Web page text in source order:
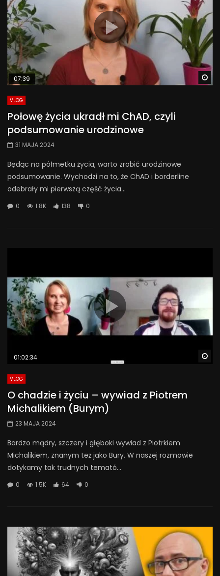
07:39
VLOG
Połowę życia ukradł mi ChAD, czyli
podsumowanie urodzinowe
31 MAJA 2024
Będąc na półmetku życia, warto zrobić urodzinowe
podsumowanie. Wychodzi na to, że ChAD i borderline
odebrały mi pierwszą część życia...
0 1.8K 138 0
01:02:34
VLOG
O chadzie i życiu – wywiad z Piotrem
Michalikiem (Burym)
23 MAJA 2024
Bardzo mądry, szczery i głęboki wywiad z Piotrkiem
Michalikiem, znanym też jako Bury. W naszej rozmowie
dotykamy tak trudnych temató...
0 1.5K 64 0